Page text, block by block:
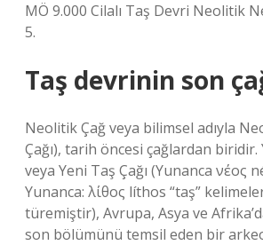
MÖ 9.000 Cilalı Taş Devri Neolitik
5.
Taş devrinin son
Neolitik Çağ veya bilimsel adıyla
Çağı), tarih öncesi çağlardan biridir.
veya Yeni Taş Çağı (Yunanca νέος
Yunanca: λίθος líthos “taş”
türemiştir), Avrupa, Asya ve
son bölümünü temsil eden bir